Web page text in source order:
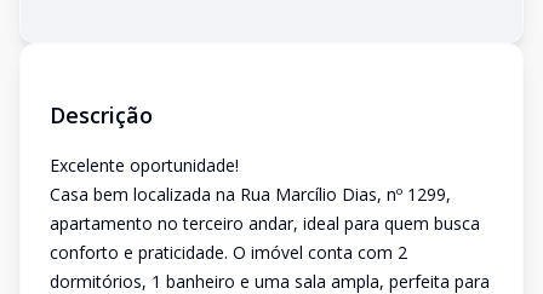
Descrição
Excelente oportunidade!
Casa bem localizada na Rua Marcílio Dias, nº 1299,
apartamento no terceiro andar, ideal para quem busca
conforto e praticidade. O imóvel conta com 2
dormitórios, 1 banheiro e uma sala ampla, perfeita para